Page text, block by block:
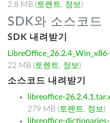
2.8 MB ( 토렌트, 정보 )
SDK와 소스코드
SDK 내려받기
22 MB ( 토렌트, 정보 )
소스코드 내려받기
libreoffice-
279 MB ( 토렌트, 정보 )
libreoffice-